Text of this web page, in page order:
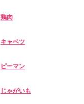
鶏肉
キャベツ
ピーマン
じゃがいも